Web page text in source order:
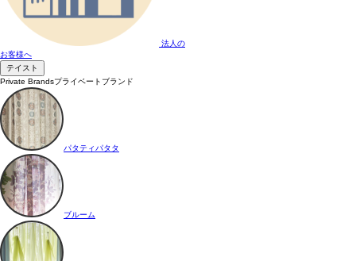
法人の
お客様へ
テイスト
Private Brandsプライベートブランド
パタティパタタ
ブルーム